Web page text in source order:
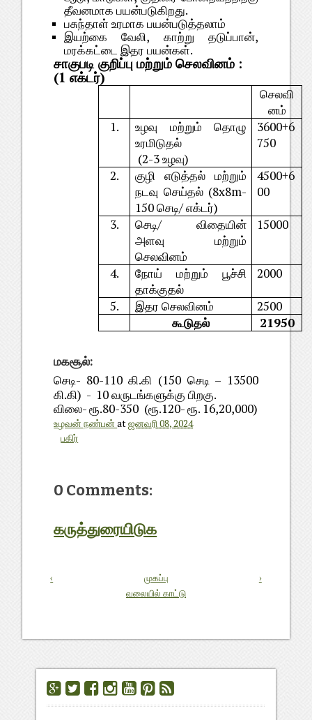
தீவனமாக பயன்படுகிறது.
பசுந்தாள் உரமாக பயன்படுத்தலாம்
இயற்கை வேலி, காற்று தடுப்பான்,
மரக்கட்டை இதர பயன்கள்.
சாகுபடி குறிப்பு மற்றும் செலவினம் :
(1 எக்டர்)
செலவி
னம்
1.
உழவு மற்றும் தொழு
உரமிடுதல்
(2-3 உழவு)
3600+6
750
2.
குழி எடுத்தல் மற்றும்
நடவு செய்தல் (8x8m-
150 செடி/ எக்டர்)
4500+6
00
3.
செடி/ விதையின்
அளவு மற்றும்
செலவினம்
15000
4.
நோய் மற்றும் பூச்சி
தாக்குதல்
2000
5. இதர செலவினம்
2500
கூடுதல்
21950
மகசூல்:
செடி- 80-110 கி.கி (150 செடி – 13500
கி.கி) - 10 வருடங்களுக்கு பிறகு.
விலை- ரூ.80-350 (ரூ.120- ரூ. 16,20,000)
உழவன் நண்பன்atஜனவரி 08, 2024
பகிர்
0 Comments:
கருத்துரையிடுக
‹ ›
முகப்பு
வலையில் காட்டு